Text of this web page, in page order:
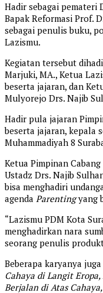
Hadir sebagai pemateri
Bapak Reformasi Prof.
sebagai penulis buku,
Lazismu.
Kegiatan tersebut
Marjuki, MA., Ketua
beserta jajaran, dan
Mulyorejo Drs. Najib
Hadir pula jajaran
beserta jajaran, kepala
Muhammadiyah 8
Ketua Pimpinan
Ustadz Drs. Najib
bisa menghadiri
agenda Parentingyang
“Lazismu PDM Kota
menghadirkan nara
seorang penulis
Beberapa karyanya
Cahaya di Langit
Berjalan di Atas